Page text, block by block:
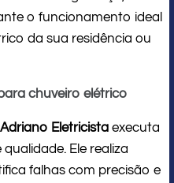
o funcionamento ideal
da sua residência ou
chuveiro elétrico
Adriano Eletricista executa
Ele realiza
falhas com precisão e